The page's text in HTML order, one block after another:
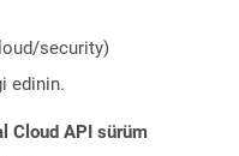
security)
edinin.
Cloud API sürüm